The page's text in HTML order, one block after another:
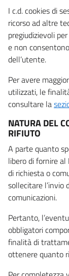
I c.d. cookies di
ricorso ad altre
pregiudizievoli
e non
dell’utente.
Per avere
utilizzati, le
consultare la
NATURA DEL
RIFIUTO
A parte quanto
libero di fornire
di richiesta o
sollecitare
comunicazioni.
Pertanto,
obbligatori
finalità di
ottenere quanto